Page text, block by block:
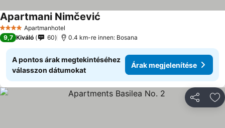
4 KategóriaApartmanhotel
Apartmani Nimčević
9,7 Kiváló 60 0.4 km-re innen: Bosana
A pontos árak megtekintéséhez
válasszon dátumokat
Árak megjelenítése